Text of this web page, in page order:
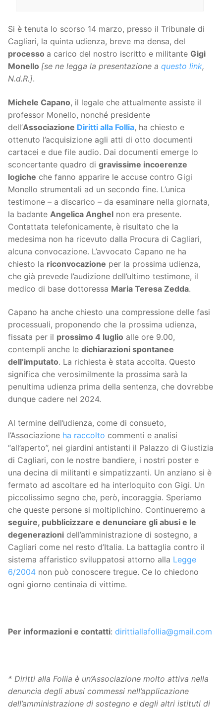
Si è tenuta lo scorso 14 marzo, presso il Tribunale di
Cagliari, la quinta udienza, breve ma densa, del
processo a carico del nostro iscritto e militante Gigi
Monello [se ne legga la presentazione a questo link,
N.d.R.].
Michele Capano, il legale che attualmente assiste il
professor Monello, nonché presidente
dell’Associazione Diritti alla Follia, ha chiesto e
ottenuto l’acquisizione agli atti di otto documenti
cartacei e due file audio. Dai documenti emerge lo
sconcertante quadro di gravissime incoerenze
logiche che fanno apparire le accuse contro Gigi
Monello strumentali ad un secondo fine. L’unica
testimone – a discarico – da esaminare nella giornata,
la badante Angelica Anghel non era presente.
Contattata telefonicamente, è risultato che la
medesima non ha ricevuto dalla Procura di Cagliari,
alcuna convocazione. L’avvocato Capano ne ha
chiesto la riconvocazione per la prossima udienza,
che già prevede l’audizione dell’ultimo testimone, il
medico di base dottoressa Maria Teresa Zedda.
Capano ha anche chiesto una compressione delle fasi
processuali, proponendo che la prossima udienza,
fissata per il prossimo 4 luglio alle ore 9.00,
contempli anche le dichiarazioni spontanee
dell’imputato. La richiesta è stata accolta. Questo
significa che verosimilmente la prossima sarà la
penultima udienza prima della sentenza, che dovrebbe
dunque cadere nel 2024.
Al termine dell’udienza, come di consueto,
l’Associazione ha raccolto commenti e analisi
“all’aperto”, nei giardini antistanti il Palazzo di Giustizia
di Cagliari, con le nostre bandiere, i nostri poster e
una decina di militanti e simpatizzanti. Un anziano si è
fermato ad ascoltare ed ha interloquito con Gigi. Un
piccolissimo segno che, però, incoraggia. Speriamo
che queste persone si moltiplichino. Continueremo a
seguire, pubblicizzare e denunciare gli abusi e le
degenerazioni dell’amministrazione di sostegno, a
Cagliari come nel resto d’Italia. La battaglia contro il
sistema affaristico sviluppatosi attorno alla Legge
6/2004 non può conoscere tregue. Ce lo chiedono
ogni giorno centinaia di vittime.
Per informazioni e contatti: dirittiallafollia@gmail.com
* Diritti alla Follia è un’Associazione molto attiva nella
denuncia degli abusi commessi nell’applicazione
dell’amministrazione di sostegno e degli altri istituti di